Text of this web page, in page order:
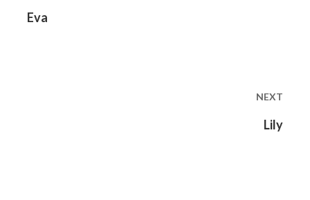
Previous
Eva
NEXT
Lily